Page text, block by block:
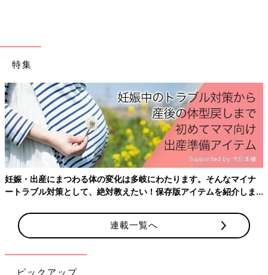
体外受精や顕微授精は、精子と卵子を採取して、胚を取り扱える
技術者（医師あるいは胚培養士）により、受精し培養したあと、
細胞分裂した胚を子宮に移植する方法です。男性の精子無力症や
女性の卵管障害がある場合に、とくに有効な治療法とされていま
程はどちらも同じです。
（1）排卵誘発を行う
特集
妊娠・出産にまつわる体の変化は多岐にわたります。そんなマイナ
ートラブル対策として、絶対教えたい！保存版アイテムを紹介しま
連載一覧へ
ピックアップ